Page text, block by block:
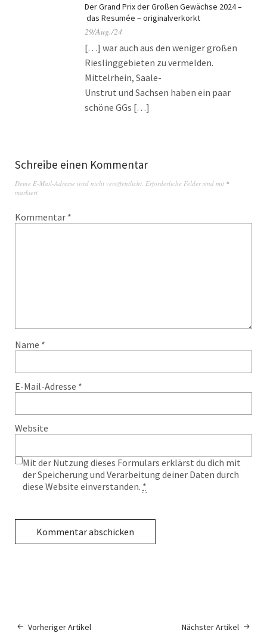
Der Grand Prix der Großen Gewächse 2024 –
das Resumée – originalverkorkt
29/Aug./24
[…] war auch aus den weniger großen
Rieslinggebieten zu vermelden.
Mittelrhein, Saale-
Unstrut und Sachsen haben ein paar
schöne GGs […]
Schreibe einen Kommentar
Deine E-Mail-Adresse wird nicht veröffentlicht. Erforderliche Felder sind mit *
markiert
Kommentar *
Name *
E-Mail-Adresse *
Website
Mit der Nutzung dieses Formulars erklärst du dich mit
der Speicherung und Verarbeitung deiner Daten durch
diese Website einverstanden. *
Vorheriger Artikel Nächster Artikel